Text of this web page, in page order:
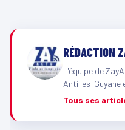
RÉDACTION
L'équipe de
Antilles-Guyane
Tous ses